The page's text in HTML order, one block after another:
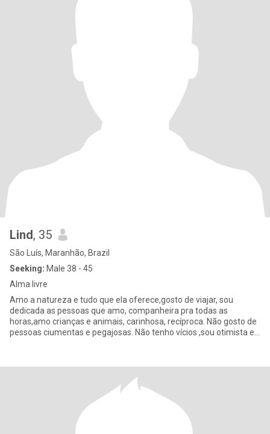
Lind, 35
São Luís, Maranhão, Brazil
Seeking: Male 38 - 45
Alma livre
Amo a natureza e tudo que ela oferece,gosto de viajar, sou
dedicada as pessoas que amo, companheira pra todas as
horas,amo crianças e animais, carinhosa, recíproca. Não gosto de
pessoas ciumentas e pegajosas. Não tenho vícios ,sou otimista e